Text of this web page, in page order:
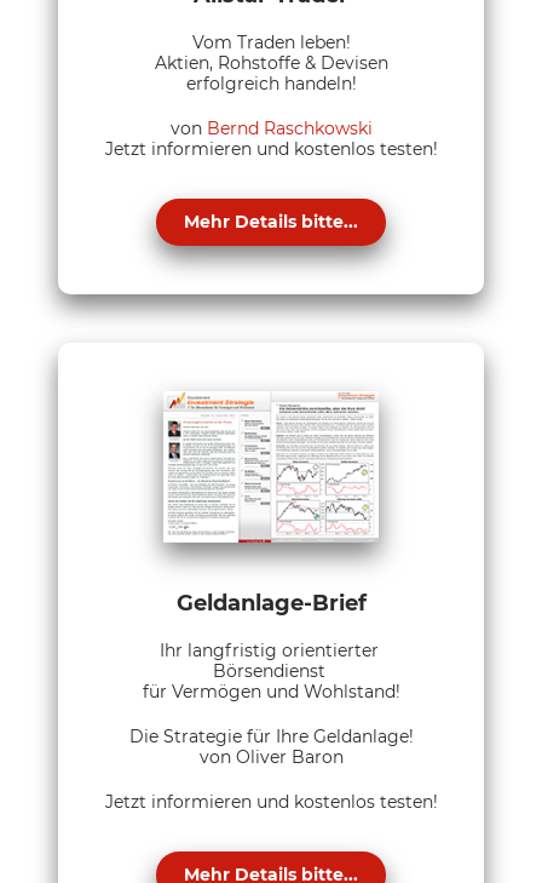
Vom Traden leben!
Aktien, Rohstoffe & Devisen
erfolgreich handeln!
von Bernd Raschkowski
Jetzt informieren und kostenlos testen!
Mehr Details bitte...
Geldanlage-Brief
Ihr langfristig orientierter
Börsendienst
für Vermögen und Wohlstand!
Die Strategie für Ihre Geldanlage!
von Oliver Baron
Jetzt informieren und kostenlos testen!
Mehr Details bitte...